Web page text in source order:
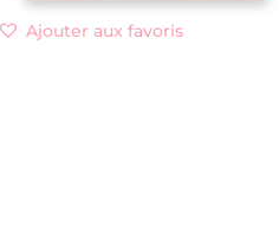
LETTREAjouter aux favoris